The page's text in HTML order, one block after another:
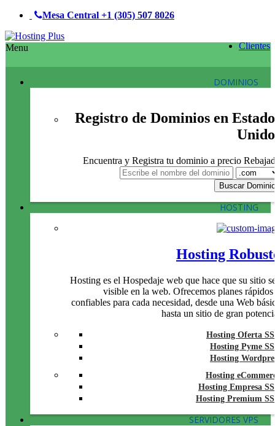
Mesa Central +1 (305) 507 8026
Clientes
Menu
DOMINIOS
Registro de Dominios en
Encuentra y Registra tu dominio a precio
HOSTING
Hosting
Hosting es el Hospedaje web que hace que su sitio
visible en la web. Ofrecemos planes
confiables para cada necesidad, desde una Web
hasta un sitio de gran
Hosting Oferta
Hosting Pyme
Hosting
Hosting
Hosting Empresa
Hosting Premium
SERVIDORES VPS